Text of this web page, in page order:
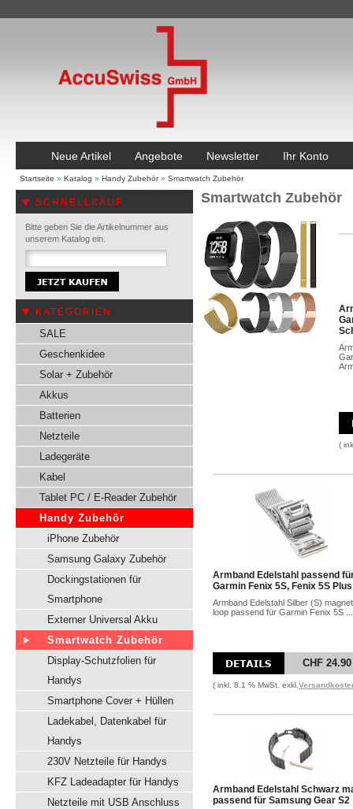
Neue Artikel Angebote Newsletter Ihr Konto
Startseite » Katalog » Handy Zubehör» Smartwatch Zubehör
SCHNELLKAUF
Bitte geben Sie die Artikelnummer aus
unserem Katalog ein.
KATEGORIEN
SALE
Geschenkidee
Solar + Zubehör
Akkus
Batterien
Netzteile
Ladegeräte
Kabel
Tablet PC / E-Reader Zubehör
Handy Zubehör
iPhone Zubehör
Samsung Galaxy Zubehör
Dockingstationen für
Smartphone
Externer Universal Akku
Smartwatch Zubehör
Display-Schutzfolien für
Handys
Smartphone Cover + Hüllen
Ladekabel, Datenkabel für
Handys
230V Netzteile für Handys
KFZ Ladeadapter für Handys
Netzteile mit USB Anschluss
Smartwatch Zubehör
(
Armband Edelstahl passend
Garmin Fenix 5S, Fenix 5S Plus
Armband Edelstahl Silber (S) magnet
loop passend für Garmin Fenix 5S ...
CHF 24.90
( inkl. 8.1 % MwSt. exkl.
Armband Edelstahl Schwarz
passend für Samsung Gear S2